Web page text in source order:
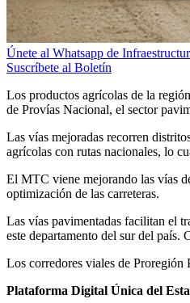
Únete al Whatsapp de
Suscríbete al Boletín
Los productos agrícolas de la
de Provías Nacional, el sector
Las vías mejoradas recorren
agrícolas con rutas nacionales, lo
El MTC viene mejorando las vías
optimización de las carreteras.
Las vías pavimentadas facilitan el
este departamento del sur del país.
Los corredores viales de Proregión
Plataforma Digital Única del